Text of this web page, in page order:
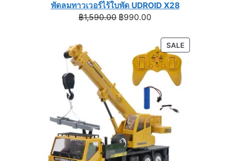
พัดลมทาวเวอร์ไร้ใบพัด UDROID X28
฿1,590.00 Original
฿1,590.00.
฿990.00
฿990.00.
SALEPRODUCT
ON